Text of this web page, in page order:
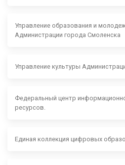
Управление образования и
Администрации города Смоленска
Управление культуры
Федеральный центр
ресурсов.
Единая коллекция цифровых